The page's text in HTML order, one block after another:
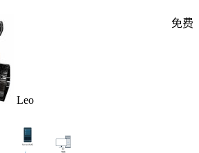
Leo
免费